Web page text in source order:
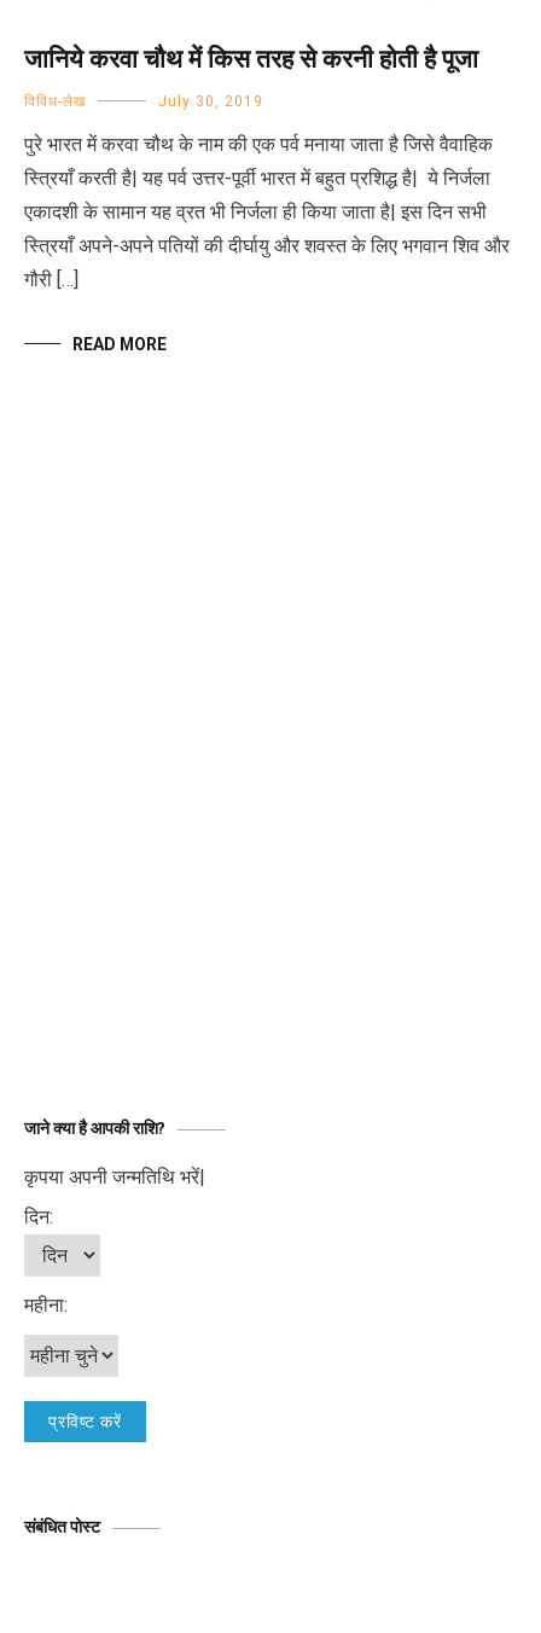
जानिये करवा चौथ में किस तरह से करनी होती है पूजा
विविध-लेख July 30, 2019
पुरे भारत में करवा चौथ के नाम की एक पर्व मनाया जाता है जिसे वैवाहिक
स्त्रियाँ करती है| यह पर्व उत्तर-पूर्वी भारत में बहुत प्रशिद्ध है| ये निर्जला
एकादशी के सामान यह व्रत भी निर्जला ही किया जाता है| इस दिन सभी
स्त्रियाँ अपने-अपने पतियों की दीर्घायु और शवस्त के लिए भगवान शिव और
गौरी […]
READ MORE
जाने क्या है आपकी राशि?
कृपया अपनी जन्मतिथि भरें|
दिन:
महीना:
संबंधित पोस्ट